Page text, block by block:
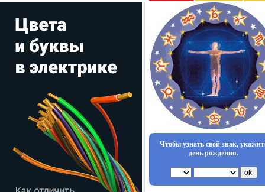
Чтобы узнать свой знак,
день рождения.